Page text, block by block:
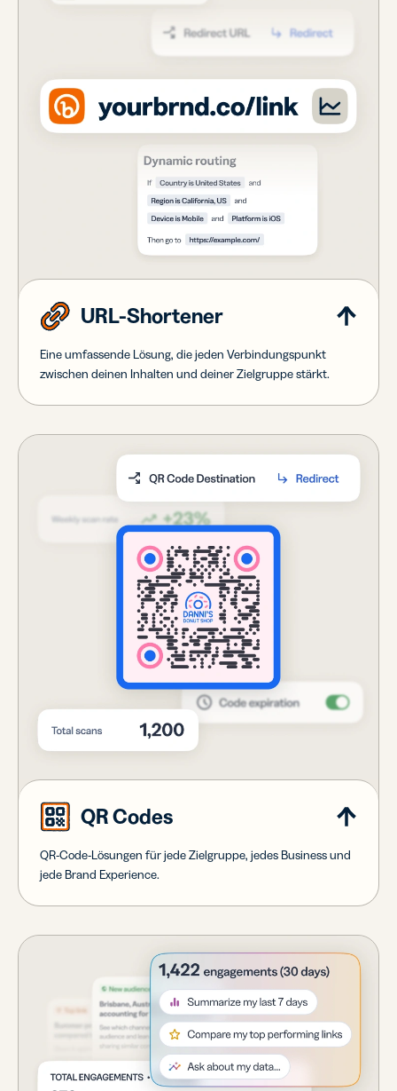
URL-Shortener
Eine umfassende Lösung, die jeden Verbindungspunkt
zwischen deinen Inhalten und deiner Zielgruppe stärkt.
QR Codes
QR-Code-Lösungen für jede Zielgruppe, jedes Business und
jede Brand Experience.